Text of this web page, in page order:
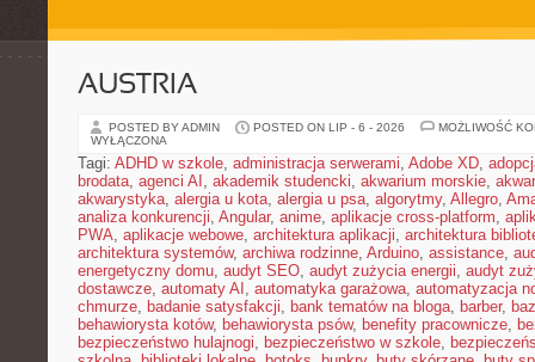
AUSTRIA
POSTED BY ADMIN POSTED ON LIP - 6 - 2026
MOŻLIWOŚĆ
WYŁĄCZONA
Tagi: ADHD w szkole, administracja serwerami, Adobe XD,
brodata, agenci AI , akademik studencki, akwarium morskie,
akwarystyka, alergia u kota, alergia u psa, algorytmy, Allegro,
analiza konkurencji, Angular, anime, aplikacje cross-platform,
PWA, aplikacje webowe, architektura aplikacji, architektura
architektura systemów, archiwa rodzinne, Arduino, assistance,
energetyczny domu, audyt SEO, audyt zużycia energii, audyt
dostawcze, automaty AI , automatyka garażowa, automatyzacja
chmurze, badanie satysfakcji, bank tematów na bloga, barber,
behawiorysta kotów, behawiorysta psów, benefity pracownicze,
bezpieczeństwo hulajnogi, bezpieczeństwo w szkole,